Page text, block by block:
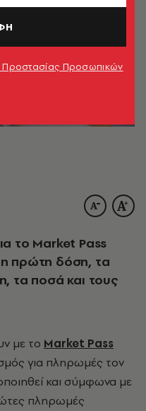
το Market Pass
πρώτη δόση, τα
τα ποσά και τους
με το Market Pass
για πληρωμές τον
και σύμφωνα με
πληρωμές
Προστασίας Προσωπικών